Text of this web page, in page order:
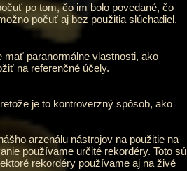
po tom, čo im bolo povedané, čo
počuť aj bez použitia slúchadiel.
paranormálne vlastnosti, ako
na referenčné účely.
je to kontroverzný spôsob, ako
arzenálu nástrojov na použitie na
používame určité rekordéry. Toto sú
rekordéry používame aj na živé